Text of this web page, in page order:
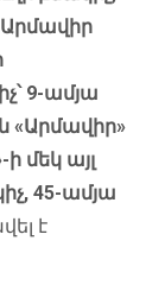
9-ամյա
«Արմավիր»
մեկ այլ
45-ամյա
է